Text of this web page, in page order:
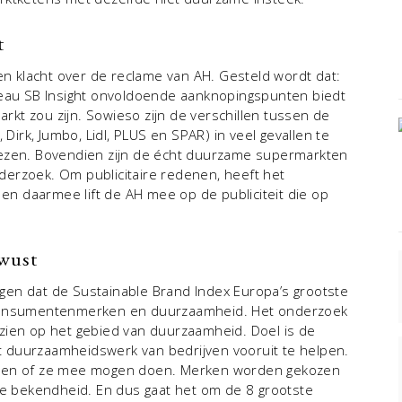
klacht over de reclame van AH. Gesteld wordt dat:
SB Insight onvoldoende aanknopingspunten biedt
zou zijn. Sowieso zijn de verschillen tussen de
Jumbo, Lidl, PLUS en SPAR) in veel gevallen te
Bovendien zijn de écht duurzame supermarkten
Om publicitaire redenen, heeft het
daarmee lift de AH mee op de publiciteit die op
dat de Sustainable Brand Index Europa’s grootste
en duurzaamheid. Het onderzoek
op het gebied van duurzaamheid. Doel is de
van bedrijven vooruit te helpen.
of ze mee mogen doen. Merken worden gekozen
bekendheid. En dus gaat het om de 8 grootste